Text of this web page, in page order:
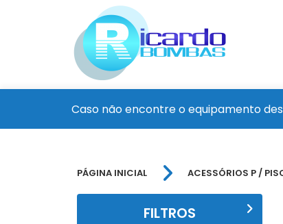
Caso não encontre o equipamento
PÁGINA INICIAL ACESSÓRIOS P /
FILTROS